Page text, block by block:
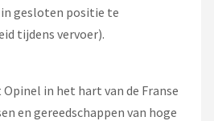
gesloten positie te
tijdens vervoer).
Opinel in het hart van de Franse
en gereedschappen van hoge